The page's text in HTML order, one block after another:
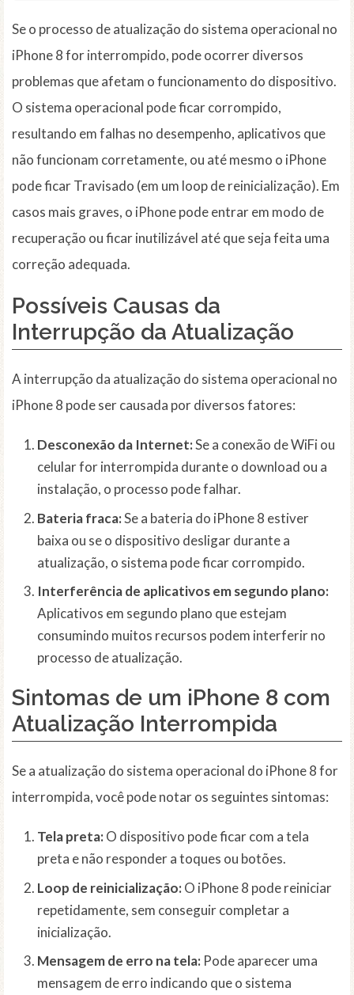
Se o processo de atualização do sistema operacional no
iPhone 8 for interrompido, pode ocorrer diversos
problemas que afetam o funcionamento do dispositivo.
O sistema operacional pode ficar corrompido,
resultando em falhas no desempenho, aplicativos que
não funcionam corretamente, ou até mesmo o iPhone
pode ficar Travisado (em um loop de reinicialização). Em
casos mais graves, o iPhone pode entrar em modo de
recuperação ou ficar inutilizável até que seja feita uma
correção adequada.
Possíveis Causas da
Interrupção da Atualização
A interrupção da atualização do sistema operacional no
iPhone 8 pode ser causada por diversos fatores:
Desconexão da Internet:Se a conexão de WiFi ou
celular for interrompida durante o download ou a
instalação, o processo pode falhar.
Bateria fraca:Se a bateria do iPhone 8 estiver
baixa ou se o dispositivo desligar durante a
atualização, o sistema pode ficar corrompido.
Interferência de aplicativos em segundo plano:
Aplicativos em segundo plano que estejam
consumindo muitos recursos podem interferir no
processo de atualização.
Sintomas de um iPhone 8 com
Atualização Interrompida
Se a atualização do sistema operacional do iPhone 8 for
interrompida, você pode notar os seguintes sintomas:
Tela preta:O dispositivo pode ficar com a tela
preta e não responder a toques ou botões.
Loop de reinicialização:O iPhone 8 pode reiniciar
repetidamente, sem conseguir completar a
inicialização.
Mensagem de erro na tela: Pode aparecer uma
mensagem de erro indicando que o sistema